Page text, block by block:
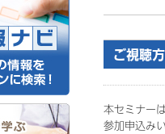
ご視聴
本セミナー
参加申込み